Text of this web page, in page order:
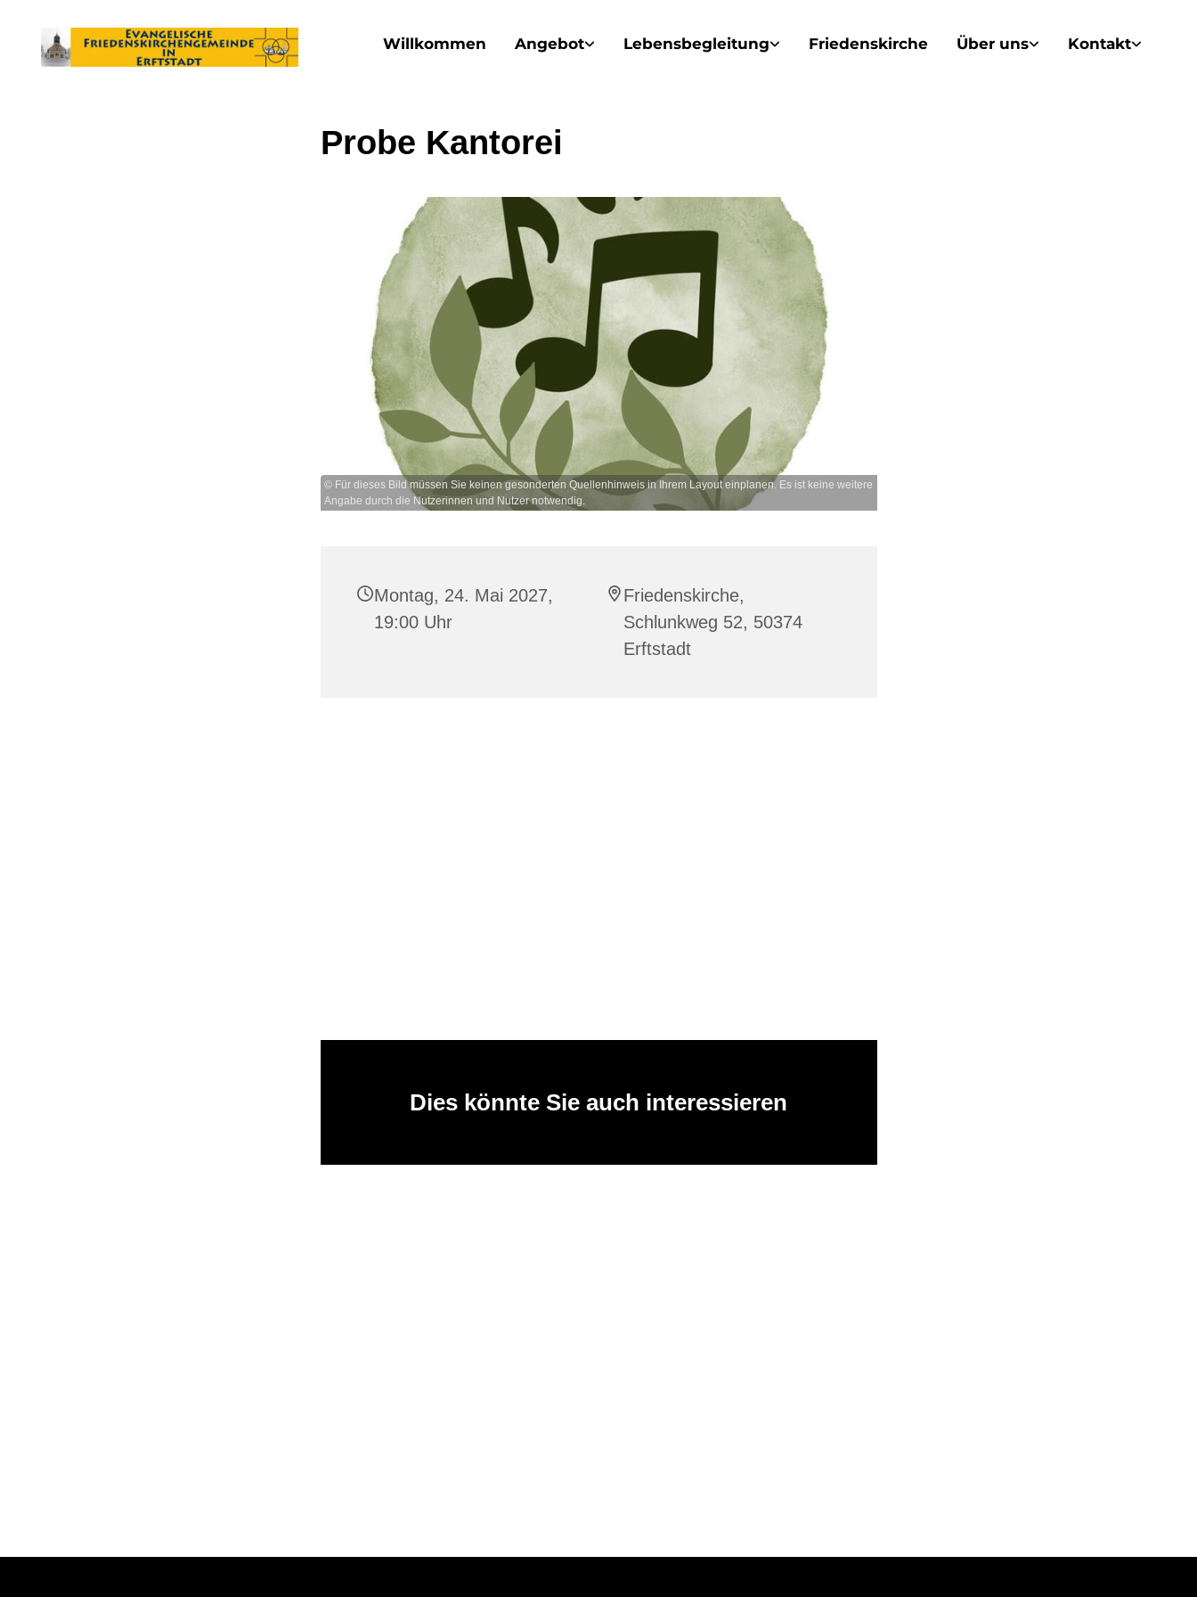
Willkommen Angebot Lebensbegleitung Friedenskirche Über uns Kontakt
Probe Kantorei
© Für dieses Bild müssen Sie keinen gesonderten Quellenhinweis in Ihrem Layout einplanen. Es ist keine weitere
Angabe durch die Nutzerinnen und Nutzer notwendig.
Montag, 24. Mai 2027,
19:00 Uhr
Friedenskirche,
Schlunkweg 52, 50374
Erftstadt
Dies könnte Sie auch interessieren